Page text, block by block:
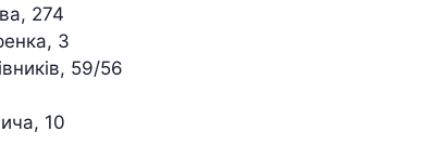
274
3
59/56
10